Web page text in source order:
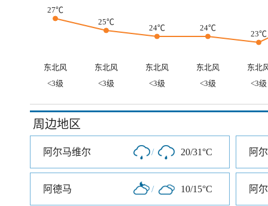
27℃
25℃
24℃ 24℃
23℃
东北风 东北风 东北风 东北风
东北
<3级
<3级 <3级 <3级 <3级
周边地区
阿尔马维尔 / 20/31°C 阿
阿德马 / 10/15°C 阿